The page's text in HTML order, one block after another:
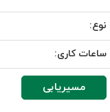
نوع:
ساعات کاری:
مسیریابی